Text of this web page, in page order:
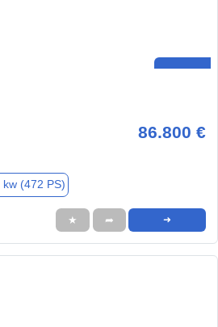
86.800 €
kw (472 PS)
★ ➦ ➜